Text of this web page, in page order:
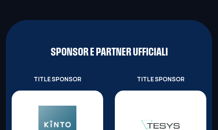
SPONSOR E PARTNER UFFICIALI
TITLE SPONSOR TITLE SPONSOR